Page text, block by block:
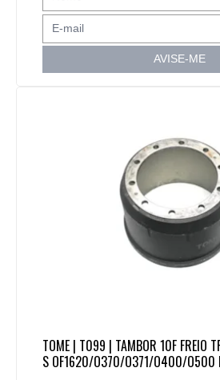
AVISE-ME
TOME | T099 | TAMBOR 10F FREIO
S OF1620/O370/O371/O400/O500